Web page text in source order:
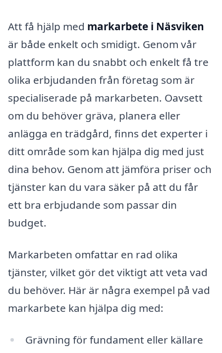
Att få hjälp med markarbete i Näsviken
är både enkelt och smidigt. Genom vår
plattform kan du snabbt och enkelt få tre
olika erbjudanden från företag som är
specialiserade på markarbeten. Oavsett
om du behöver gräva, planera eller
anlägga en trädgård, finns det experter i
ditt område som kan hjälpa dig med just
dina behov. Genom att jämföra priser och
tjänster kan du vara säker på att du får
ett bra erbjudande som passar din
budget.
Markarbeten omfattar en rad olika
tjänster, vilket gör det viktigt att veta vad
du behöver. Här är några exempel på vad
markarbete kan hjälpa dig med:
Grävning för fundament eller källare